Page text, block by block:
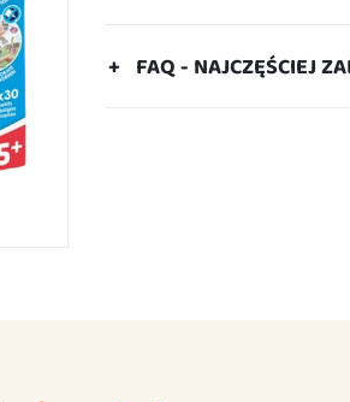
FAQ - NAJCZĘŚCIEJ